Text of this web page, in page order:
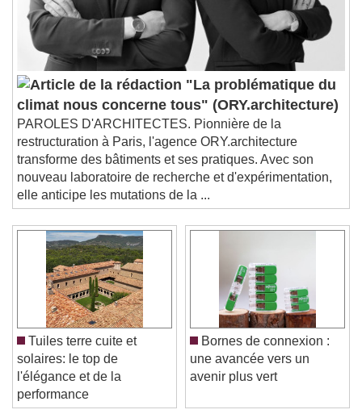
"La problématique du
climat nous concerne tous" (ORY.architecture)
PAROLES D'ARCHITECTES. Pionnière de la
restructuration à Paris, l'agence ORY.architecture
transforme des bâtiments et ses pratiques. Avec son
nouveau laboratoire de recherche et d'expérimentation,
elle anticipe les mutations de la ...
Tuiles terre cuite et
solaires: le top de
l'élégance et de la
performance
Bornes de connexion :
une avancée vers un